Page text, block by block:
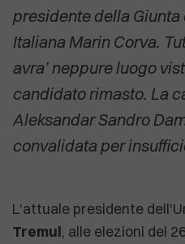
presidente della Giunta
Italiana Marin Corva.
avra’ neppure luogo
candidato rimasto. La
Aleksandar Sandro
convalidata per
L'attuale presidente
Tremul, alle elezioni del